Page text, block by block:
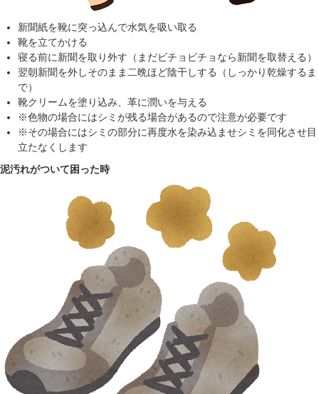
新聞紙を靴に突っ込んで水気を吸い取る
靴を立てかける
寝る前に新聞を取り外す（まだビチョビチョなら新聞を取替える）
翌朝新聞を外しそのまま二晩ほど陰干しする（しっかり乾燥するま
で）
靴クリームを塗り込み、革に潤いを与える
※色物の場合にはシミが残る場合があるので注意が必要です
※その場合にはシミの部分に再度水を染み込ませシミを同化させ目
立たなくします
泥汚れがついて困った時